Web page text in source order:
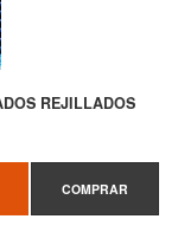
REJILLADOS
COMPRAR